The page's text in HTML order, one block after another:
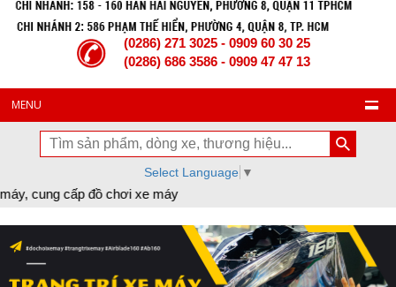
(0286) 271 3025 - 0909 60 30 25
(0286) 686 3586 - 0909 47 47 13
MENU
Select Language ▼
đồ chơi xe máy